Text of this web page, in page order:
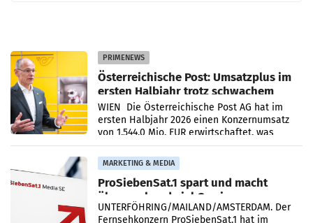
PRIMENEWS
Österreichische Post: Umsatzplus im
ersten Halbjahr trotz schwachem
Briefgeschäft
WIEN Die Österreichische Post AG hat im
ersten Halbjahr 2026 einen Konzernumsatz
von 1.544,0 Mio. EUR erwirtschaftet, was
einem Plus von 3,8 Prozent gegenüber dem
Vergleichszeitraum
MARKETING & MEDIA
ProSiebenSat.1 spart und macht
überraschend viel Gewinn
UNTERFÖHRING/MAILAND/AMSTERDAM. Der
Fernsehkonzern ProSiebenSat.1 hat im